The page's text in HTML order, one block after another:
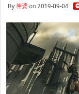
By神婆on 2019-09-04